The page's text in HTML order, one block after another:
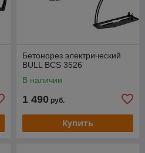
Бетонорез электрический
BULL BCS 3526
В наличии
1 490 руб.
Купить